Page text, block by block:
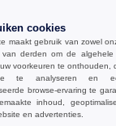
deze fles
stijl. Het
in uw tas.
voor
cookies
maakt gebruik van zowel
derden om de algehele
voorkeuren te onthouden,
te analyseren en
browse-ervaring te
inhoud,
en advertenties.